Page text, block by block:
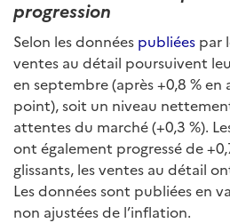
progression
Selon les données publiées par
ventes au détail poursuivent
en septembre (après +0,8 % en
point), soit un niveau
attentes du marché (+0,3 %).
ont également progressé de
glissants, les ventes au détail
Les données sont publiées en
non ajustées de l’inflation.